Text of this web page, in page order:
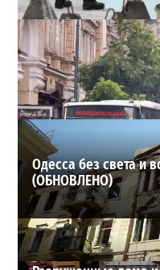
Полковник ВСУ
новое наступление
2
27-07-2026 в 11:19
ВИБОР РЕДАКЦИИ
Одесса без света и
(ОБНОВЛЕНО)